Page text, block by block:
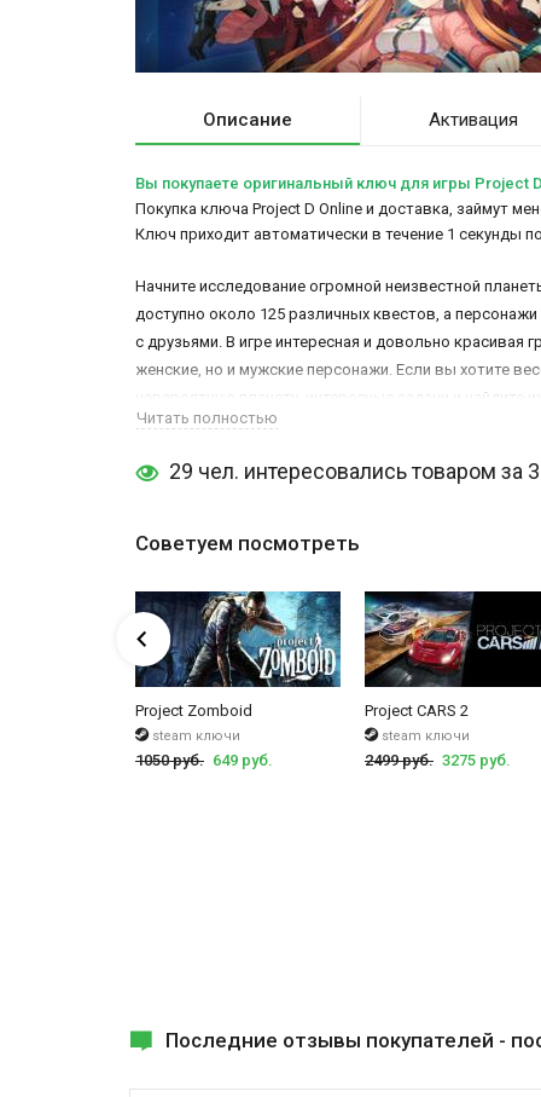
Описание Активация
Вы покупаете оригинальный ключ для игры Project
Покупка ключа Project D Online и доставка, займут
Ключ приходит автоматически в течение 1 секунды
Начните исследование огромной неизвестной
доступно около 125 различных квестов, а
с друзьями. В игре интересная и довольно
женские, но и мужские персонажи. Если вы хотите
невероятную планету, интересные задачи и найдите
А здесь можнокупить ключ Project CARS 2
Читать полностью
29 чел. интересовались товаром за
Советуем посмотреть
Project Zomboid
steam ключи
1050 руб. 649 руб.
Project CARS 2
steam ключи
2499 руб. 3275 руб.
Последние отзывы покупателей -